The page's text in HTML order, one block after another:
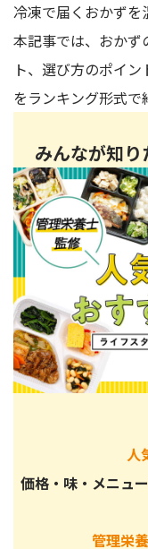
栄養成分と添加
配送方法と保存
継続しやすい価
お試し・初回割
1位：nosh(ナッ
2位：ツクリオ
のまま
3位：ワタミの
4位：三ツ星フ
5位：ミールタ
おかずのみの宅食
主食をアレンジ
スープやサラダ
デザートやフル
おかずも含め
主食分の食費
冷凍で届くおかずを
本記事では、おかず
ト、選び方のポイ
をランキング形式で
みんなが知
人
価格・味・メニュ
管理栄